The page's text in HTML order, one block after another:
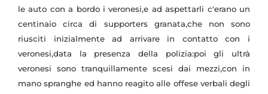
le auto con a bordo i veronesi,e ad aspettarli c'erano un
centinaio circa di supporters granata,che non sono
riusciti inizialmente ad arrivare in contatto con i
veronesi,data la presenza della polizia:poi gli ultrà
veronesi sono tranquillamente scesi dai mezzi,con in
mano spranghe ed hanno reagito alle offese verbali degli